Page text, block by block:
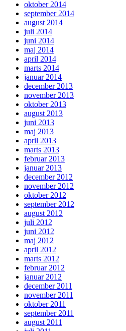
oktober 2014
september 2014
august 2014
juli 2014
juni 2014
maj 2014
april 2014
marts 2014
januar 2014
december 2013
november 2013
oktober 2013
august 2013
juni 2013
maj 2013
april 2013
marts 2013
februar 2013
januar 2013
december 2012
november 2012
oktober 2012
september 2012
august 2012
juli 2012
juni 2012
maj 2012
april 2012
marts 2012
februar 2012
januar 2012
december 2011
november 2011
oktober 2011
september 2011
august 2011